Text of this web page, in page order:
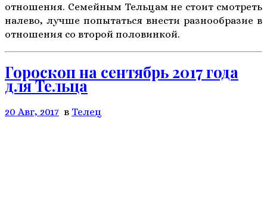
отношения. Семейным Тельцам не стоит смотреть
налево, лучше попытаться внести разнообразие в
отношения со второй половинкой.
Гороскоп на сентябрь 2017 года
для Тельца
20 Авг, 2017 в Телeц